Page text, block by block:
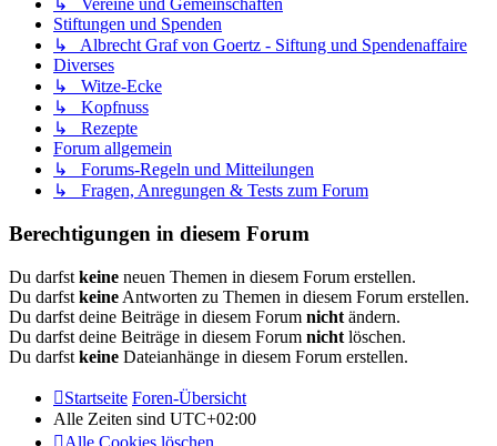
↳ Vereine und Gemeinschaften
Stiftungen und Spenden
↳ Albrecht Graf von Goertz - Siftung und Spendenaffaire
Diverses
↳ Witze-Ecke
↳ Kopfnuss
↳ Rezepte
Forum allgemein
↳ Forums-Regeln und Mitteilungen
↳ Fragen, Anregungen & Tests zum Forum
Berechtigungen in diesem Forum
Du darfst keine neuen Themen in diesem Forum erstellen.
Du darfst keine Antworten zu Themen in diesem Forum erstellen.
Du darfst deine Beiträge in diesem Forum nicht ändern.
Du darfst deine Beiträge in diesem Forum nicht löschen.
Du darfst keine Dateianhänge in diesem Forum erstellen.
Startseite Foren-Übersicht
Alle Zeiten sind UTC+02:00
Alle Cookies löschen